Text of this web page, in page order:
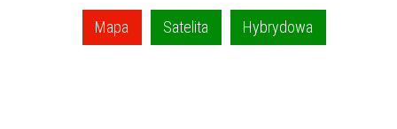
Mapa Satelita Hybrydowa